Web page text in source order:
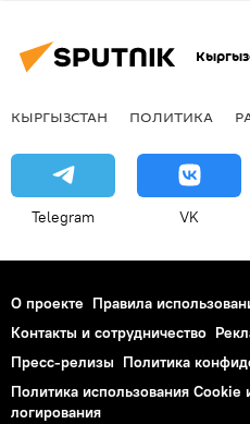
КЫРГЫЗСТАН ПОЛИТИКА
Telegram VK
О проекте Правила
Контакты и сотрудничество
Пресс-релизы Политика
Политика использования Cookie
логирования